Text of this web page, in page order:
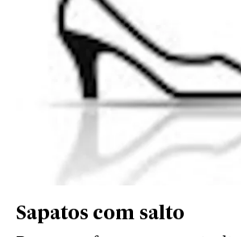
Sapatos com salto